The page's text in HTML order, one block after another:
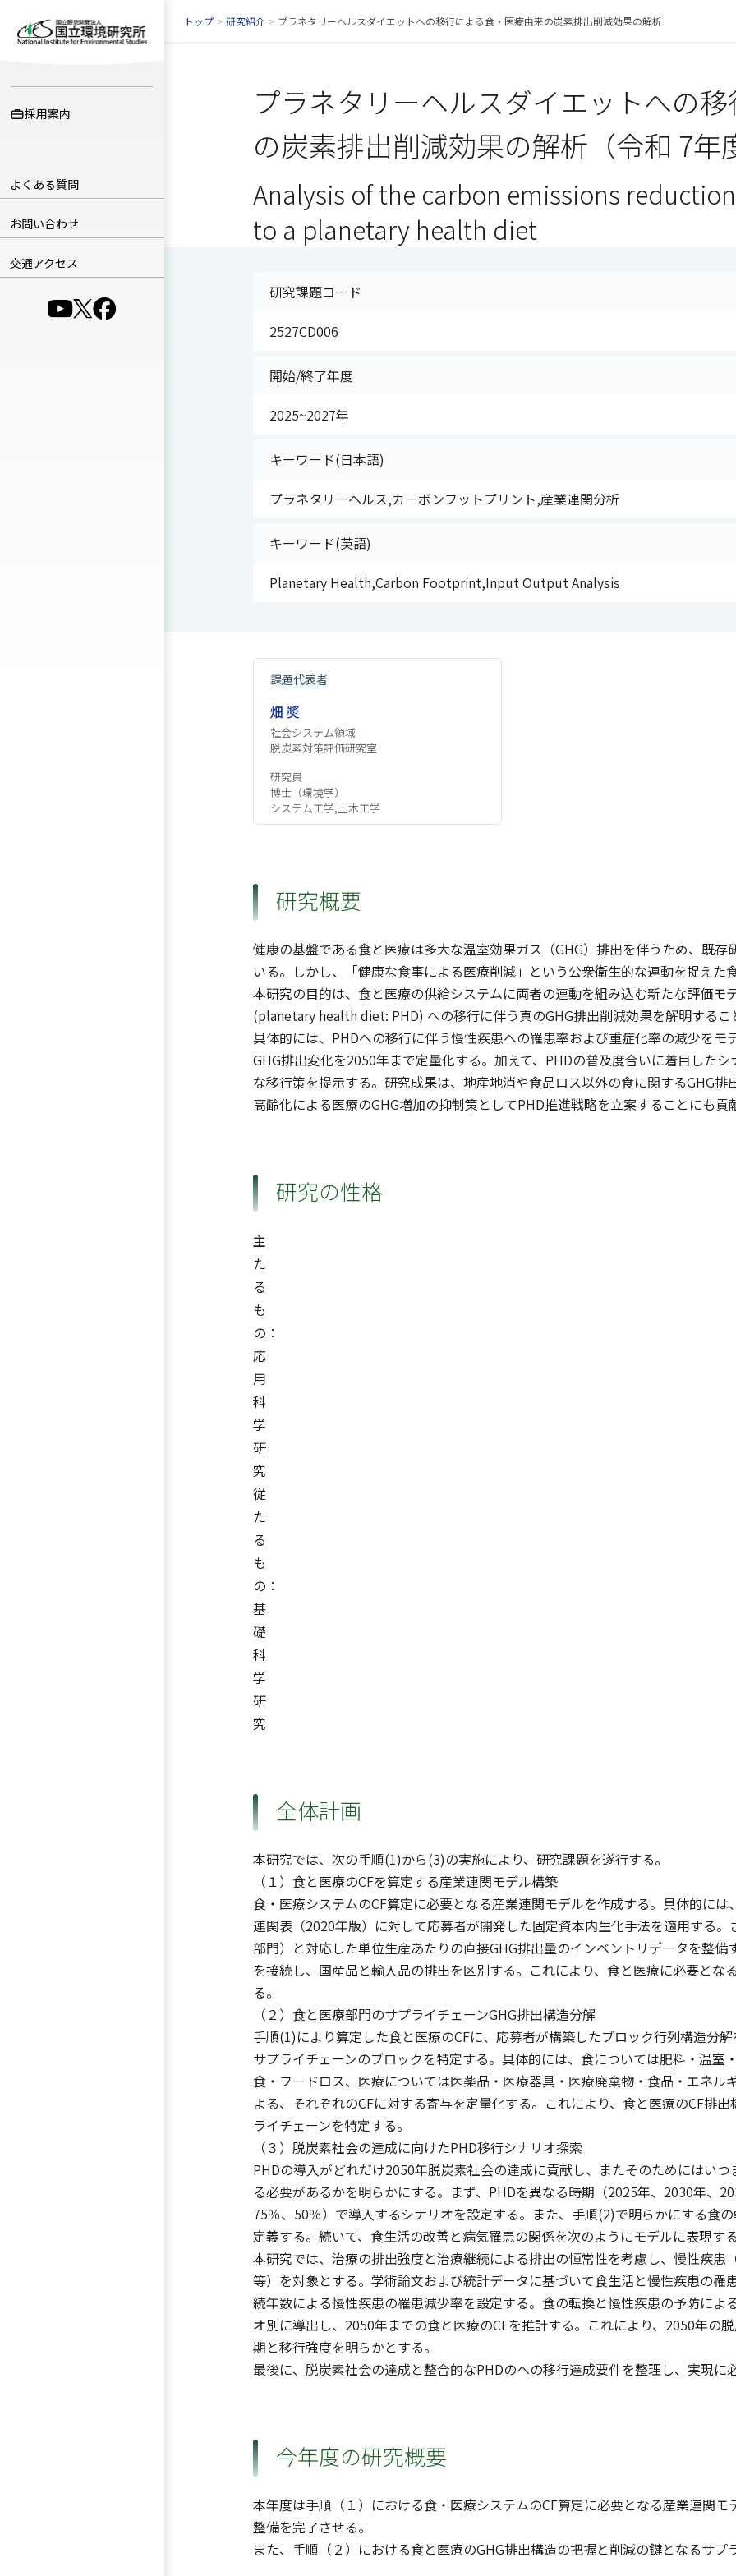
採用案内
よくある質問
お問い合わせ
交通アクセス
（別ウインドウで開きます）
（別ウインドウで開きます）
（別ウインドウで開きます）
トップ > 研究紹介 > プラネタリーヘルスダイエットへの移行による食・医療由来の炭素排出削減効果の解析
プラネタリーヘルスダイエットへの
の炭素排出削減効果の解析（令和 7年
Analysis of the carbon emissions
to a planetary health diet
研究課題コード
2527CD006
開始/終了年度
2025~2027年
キーワード(日本語)
プラネタリーヘルス,カーボンフットプリント,産業連関分析
キーワード(英語)
Planetary Health,Carbon Footprint,Input Output Analysis
課題代表者
畑 奬
社会システム領域
脱炭素対策評価研究室
研究員
博士（環境学）
システム工学,土木工学
研究概要
健康の基盤である⾷と医療は多⼤な温室効果ガス（GHG）排出を伴うため、既
いる。しかし、「健康な⾷事による医療削減」という公衆衛⽣的な連動を捉え
本研究の⽬的は、⾷と医療の供給システムに両者の連動を組み込む新たな評価
(planetary health diet: PHD) への移⾏に伴う真のGHG排出削減効果を解明するこ
具体的には、PHDへの移⾏に伴う慢性疾患への罹患率および重症化率の減少を
GHG排出変化を2050年まで定量化する。加えて、PHDの普及度合いに着⽬した
な移⾏策を提⽰する。研究成果は、地産地消や⾷品ロス以外の⾷に関するGHG
⾼齢化による医療のGHG増加の抑制策としてPHD推進戦略を⽴案することにも貢
研究の性格
主
た
る
も
の：
応
用
科
学
研
究
従
た
る
も
の：
基
礎
科
学
研
究
全体計画
本研究では、次の手順(1)から(3)の実施により、研究課題を遂行する。
（１）食と医療のCFを算定する産業連関モデル構築
食・医療システムのCF算定に必要となる産業連関モデルを作成する。具体的に
連関表（2020年版）に対して応募者が開発した固定資本内生化手法を適用する
部門）と対応した単位生産あたりの直接GHG排出量のインベントリデータを整備
を接続し、国産品と輸入品の排出を区別する。これにより、食と医療に必要とな
る。
（２）食と医療部門のサプライチェーンGHG排出構造分解
手順(1)により算定した食と医療のCFに、応募者が構築したブロック行列構造分
サプライチェーンのブロックを特定する。具体的には、食については肥料・温室
食・フードロス、医療については医薬品・医療器具・医療廃棄物・食品・エネル
よる、それぞれのCFに対する寄与を定量化する。これにより、食と医療のCF排
ライチェーンを特定する。
（３）脱炭素社会の達成に向けたPHD移行シナリオ探索
PHDの導入がどれだけ2050年脱炭素社会の達成に貢献し、またそのためにはい
る必要があるかを明らかにする。まず、PHDを異なる時期（2025年、2030年、
75％、50％）で導入するシナリオを設定する。また、手順(2)で明らかにする食
定義する。続いて、食生活の改善と病気罹患の関係を次のようにモデルに表現す
本研究では、治療の排出強度と治療継続による排出の恒常性を考慮し、慢性疾
等）を対象とする。学術論文および統計データに基づいて食生活と慢性疾患の罹
続年数による慢性疾患の罹患減少率を設定する。食の転換と慢性疾患の予防に
オ別に導出し、2050年までの食と医療のCFを推計する。これにより、2050年の
期と移行強度を明らかとする。
最後に、脱炭素社会の達成と整合的なPHDのへの移行達成要件を整理し、実現
今年度の研究概要
本年度は手順（１）における食・医療システムのCF算定に必要となる産業連関
整備を完了させる。
また、手順（２）における食と医療のGHG排出構造の把握と削減の鍵となるサ